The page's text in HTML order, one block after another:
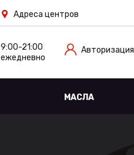
Адреса центров
9:00-21:00
ежедневно
Авторизация
МАСЛА